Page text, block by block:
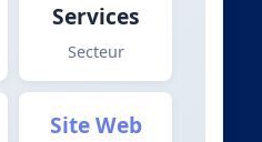
Services
Secteur
Site Web